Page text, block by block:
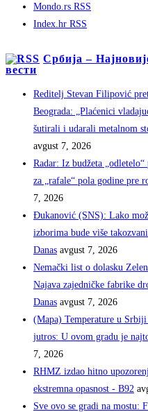
Mondo.rs RSS
Index.hr RSS
Србија –
вести
Reditelj Stevan Filipović
Beograda: „Plaćenici
šutirali i udarali metalnom
avgust 7, 2026
Radar: Iz budžeta
za „rafale“ pola godine pre
7, 2026
Đukanović (SNS): Lako
izborima bude više
Danas avgust 7, 2026
Nemački list o dolasku
Najava zajedničke fabrike
Danas avgust 7, 2026
(Mapa) Temperature u
jutros: U ovom gradu je
7, 2026
RHMZ izdao hitno
ekstremna opasnost - B92
Sve ovo se gradi na mostu: